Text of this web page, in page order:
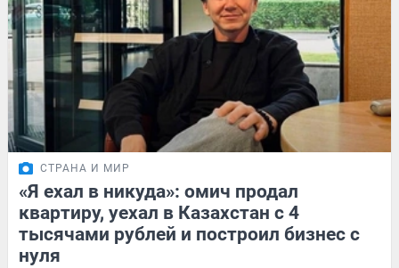
СТРАНА И МИР
«Я ехал в никуда»: омич продал
квартиру, уехал в Казахстан с 4
тысячами рублей и построил бизнес с
нуля